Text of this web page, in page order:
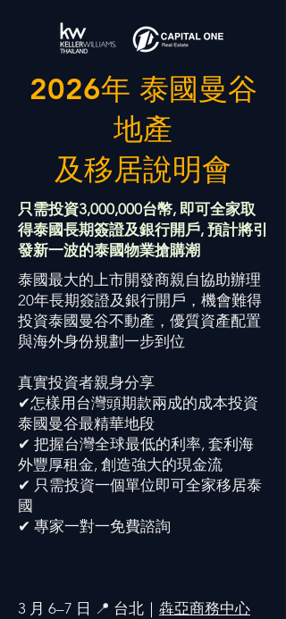
2026年 泰國曼谷
地產
及移居說明會
只需投資3,000,000台幣, 即可全家取
得泰國長期簽證及銀行開戶, 預計將引
發新一波的泰國物業搶購潮
泰國最大的上市開發商親自協助辦理
20年長期簽證及銀行開戶，機會難得
投資泰國曼谷不動產，優質資產配置
與海外身份規劃一步到位
真實投資者親身分享
✔怎樣用台灣頭期款兩成的成本投資
泰國曼谷最精華地段
✔ 把握台灣全球最低的利率, 套利海
外豐厚租金, 創造強大的現金流
✔ 只需投資一個單位即可全家移居泰
國
✔ 專家一對一免費諮詢
3 月 6–7 日 📍 台北｜ 犇亞商務中心